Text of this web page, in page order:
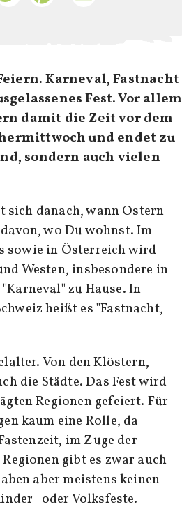
Karneval, Fastnacht
Fest. Vor allem
damit die Zeit vor dem
und endet zu
sondern auch vielen
sich danach, wann Ostern
wo Du wohnst. Im
sowie in Österreich wird
Westen, insbesondere in
zu Hause. In
heißt es "Fastnacht,
Von den Klöstern,
die Städte. Das Fest wird
Regionen gefeiert. Für
kaum eine Rolle, da
im Zuge der
gibt es zwar auch
aber meistens keinen
oder Volksfeste.